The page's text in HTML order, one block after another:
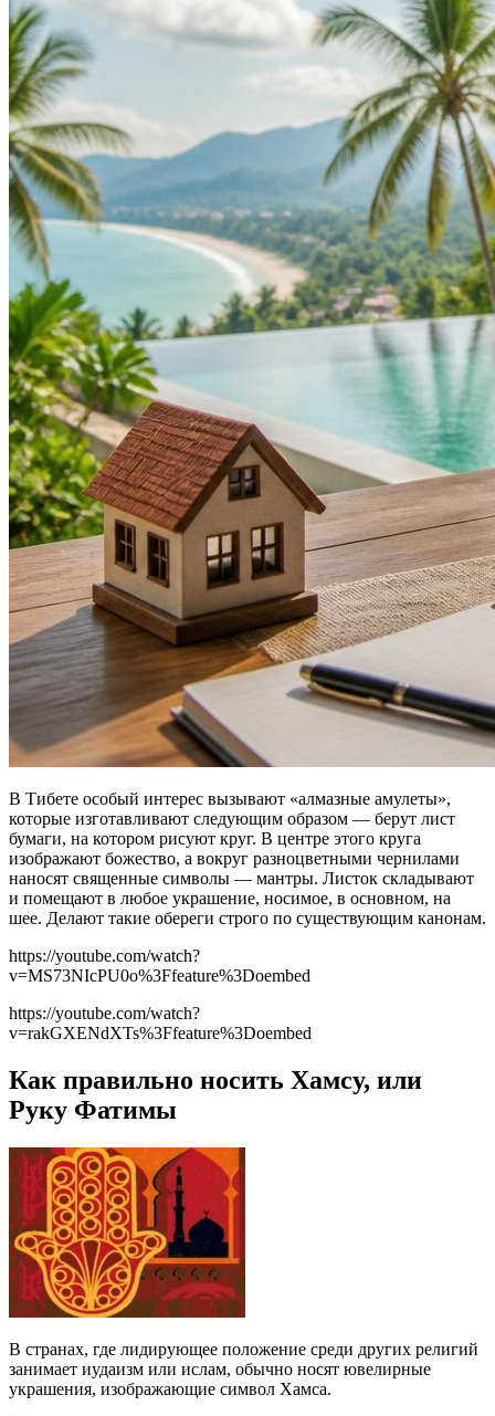
В Тибете особый интерес вызывают «алмазные амулеты»,
которые изготавливают следующим образом — берут лист
бумаги, на котором рисуют круг. В центре этого круга
изображают божество, а вокруг разноцветными чернилами
наносят священные символы — мантры. Листок складывают
и помещают в любое украшение, носимое, в основном, на
шее. Делают такие обереги строго по существующим канонам.
https://youtube.com/watch?
v=MS73NIcPU0o%3Ffeature%3Doembed
https://youtube.com/watch?
v=rakGXENdXTs%3Ffeature%3Doembed
Как правильно носить Хамсу, или
Руку Фатимы
В странах, где лидирующее положение среди других религий
занимает иудаизм или ислам, обычно носят ювелирные
украшения, изображающие символ Хамса.